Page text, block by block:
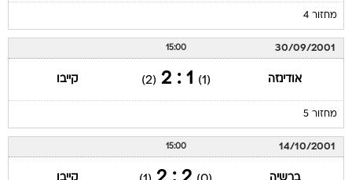
מחזור 4
30/09/2001
15:00
אודינזה (1)
1 : 2
(2) קייבו
מחזור 5
14/10/2001
15:00
ברשיה קייבו